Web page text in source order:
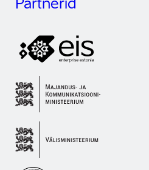
Partnerid